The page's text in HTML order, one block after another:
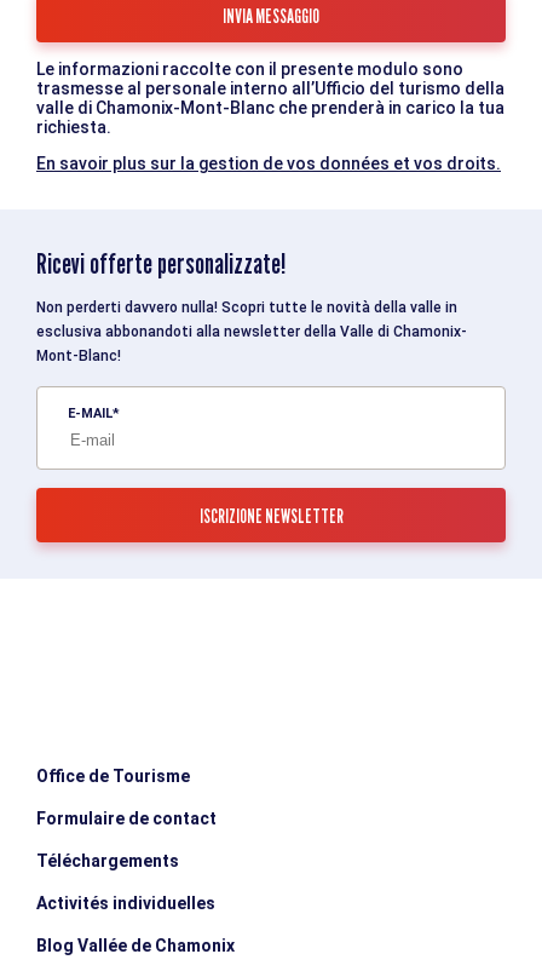
Le informazioni raccolte con il presente modulo sono
trasmesse al personale interno all’Ufficio del turismo della
valle di Chamonix-Mont-Blanc che prenderà in carico la tua
richiesta.
En savoir plus sur la gestion de vos données et vos droits.
Ricevi offerte personalizzate!
Non perderti davvero nulla! Scopri tutte le novità della valle in
esclusiva abbonandoti alla newsletter della Valle di Chamonix-
Mont-Blanc!
E-MAIL
Office de Tourisme
Formulaire de contact
Téléchargements
Activités individuelles
Blog Vallée de Chamonix